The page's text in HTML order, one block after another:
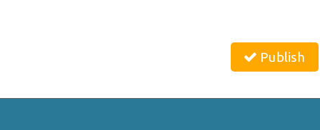
Publish